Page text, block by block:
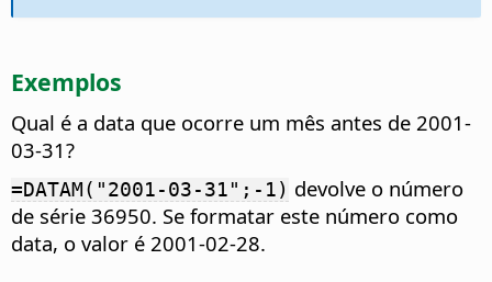
Exemplos
Qual é a data que ocorre um mês antes de 2001-
03-31?
=DATAM("2001-03-31";-1) devolve o número
de série 36950. Se formatar este número como
data, o valor é 2001-02-28.